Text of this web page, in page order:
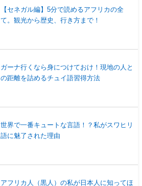
【セネガル編】5分で読めるアフリカの全
て。観光から歴史、行き方まで！
ガーナ行くなら身につけておけ！現地の人と
の距離を詰めるチュイ語習得方法
世界で一番キュートな言語！？私がスワヒリ
語に魅了された理由
アフリカ人（黒人）の私が日本人に知ってほ